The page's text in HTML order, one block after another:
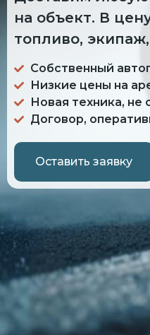
на объект. В
топливо,
Собственный
Низкие цены на
Новая техника, не
Договор,
Оставить заявку